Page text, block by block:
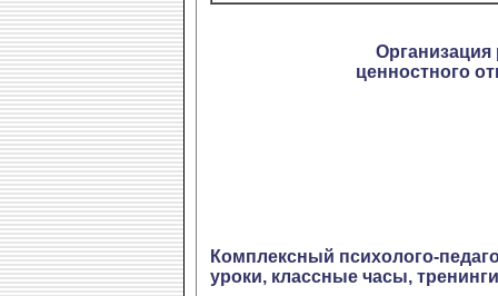
ценностного
Комплексный психолого-
уроки, классные часы,